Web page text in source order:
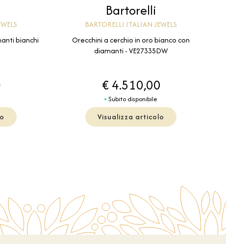
bianchi
Bartorelli
BARTORELLI ITALIAN JEWELS
Orecchini a cerchio in oro bianco con
diamanti - VE27335DW
€ 4.510,00
Subito disponibile
Visualizza articolo